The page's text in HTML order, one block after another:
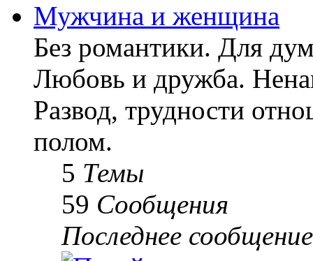
Мужчина и женщина
Без романтики. Для
Любовь и дружба.
Развод, трудности
полом.
5 Темы
59 Сообщения
Последнее сообщение